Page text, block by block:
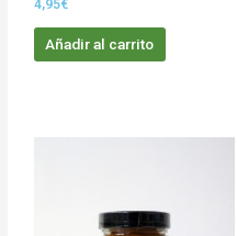
4,95€
Añadir al carrito